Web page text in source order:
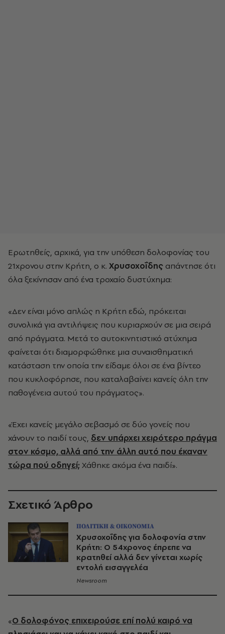
Ερωτηθείς, αρχικά, για την υπόθεση δολοφονίας του
21χρονου στην Κρήτη, ο κ. Χρυσοχοΐδης απάντησε ότι
όλα ξεκίνησαν από ένα τροχαίο δυστύχημα:
«Δεν είναι μόνο απλώς η Κρήτη εδώ, πρόκειται
συνολικά για αντιλήψεις που κυριαρχούν σε μια σειρά
από πράγματα. Μετά το αυτοκινητιστικό ατύχημα
φαίνεται ότι διαμορφώθηκε μια συναισθηματική
κατάσταση την οποία την είδαμε όλοι σε ένα βίντεο
που κυκλοφόρησε, που καταλαβαίνει κανείς όλη την
παθογένεια αυτού του πράγματος».
«Έχει κανείς μεγάλο σεβασμό σε δύο γονείς που
χάνουν το παιδί τους, δεν υπάρχει χειρότερο πράγμα
στον κόσμο, αλλά από την άλλη αυτό που έκαναν
τώρα πού οδηγεί; Χάθηκε ακόμα ένα παιδί».
Σχετικό Άρθρο
ΠΟΛΙΤΙΚΗ & ΟΙΚΟΝΟΜΙΑ
Χρυσοχοΐδης για δολοφονία στην
Κρήτη: Ο 54χρονος έπρεπε να
κρατηθεί αλλά δεν γίνεται χωρίς
εντολή εισαγγελέα
Newsroom
«Ο δολοφόνος επιχειρούσε επί πολύ καιρό να